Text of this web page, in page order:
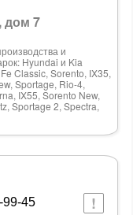
дом 7
и
Hyundai и Kia
Classic, Sorento, IX35,
Sportage, Rio-4,
IX55, Sorento New,
Sportage 2, Spectra,
99-45